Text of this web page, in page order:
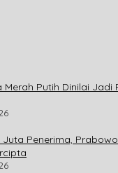
Merah Putih Dinilai Jadi
Juta Penerima,